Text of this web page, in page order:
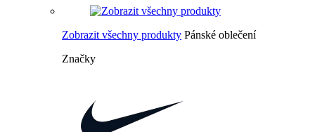
Zobrazit všechny produkty Pánské oblečení
Značky